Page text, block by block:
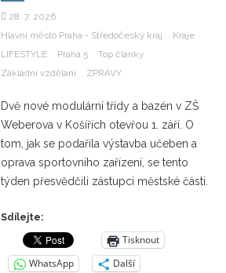
28. 7. 2026
Hlavní město Praha - Středočeský kraj
Kraje
LIFESTYLE
Praha 5
Top články
Základní vzdělání
ZPRÁVY
Dvě nové modulární třídy a bazén v ZŠ
Weberova v Košířích otevřou 1. září. O
tom, jak se podařila výstavba učeben a
oprava sportovního zařízení, se tento
týden přesvědčili zástupci městské části.
Sdílejte:
Tisknout
WhatsApp
Další